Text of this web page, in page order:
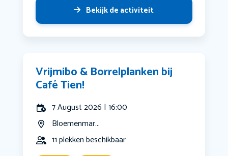
Bekijk de activiteit
Vrijmibo & Borrelplanken bij
Café Tien!
7 August 2026 | 16:00
Bloemenmar...
11 plekken beschikbaar